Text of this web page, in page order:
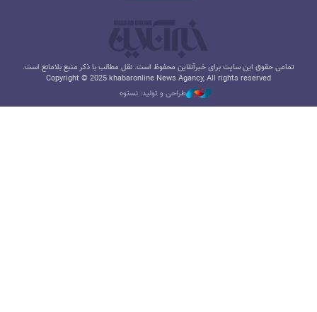
تمامی حقوق این سایت برای خبرآنلاین محفوظ است. نقل مطالب با ذکر منبع بلامانع است.
Copyright © 2025 khabaronline News Agancy, All rights reserved
طراحی و تولید: نستوه